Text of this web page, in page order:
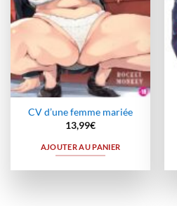
CV d’une femme mariée
13,99€
AJOUTER AU PANIER